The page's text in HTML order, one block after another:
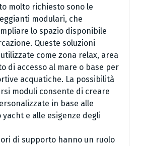
molto richiesto sono le
modulari, che
lo spazio disponibile
Queste soluzioni
come zona relax, area
di accesso al mare o base per
acquatiche. La possibilità
moduli consente di creare
in base alle
e alle esigenze degli
di supporto hanno un ruolo